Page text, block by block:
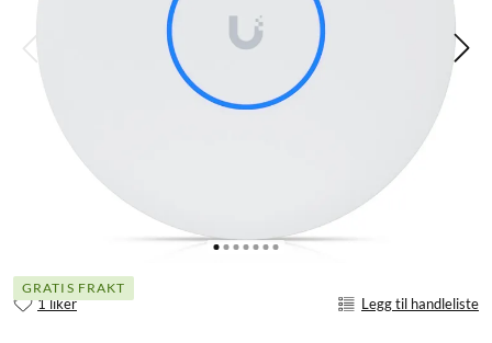
GRATIS FRAKT
1 liker Legg til handleliste